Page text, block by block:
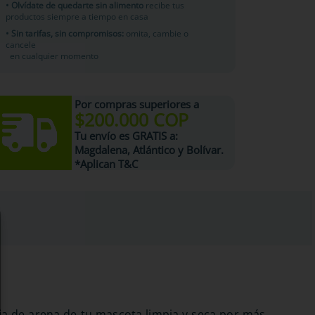
• Olvídate de quedarte sin alimentorecibe tus
productos siempre a tiempo en casa
• Sin tarifas, sin compromisos: omita, cambie o
cancele
en cualquier momento
Por compras superiores a
$200.000 COP
Tu envío es GRATISa:
Magdalena, Atlántico y Bolívar.
*Aplican T&C